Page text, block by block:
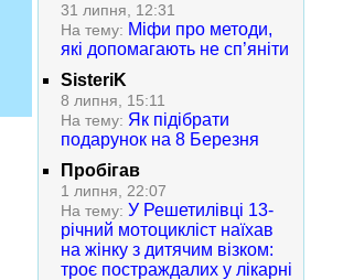
31 липня, 12:31
На тему: Міфи про методи,
які допомагають не сп’яніти
SisteriK
8 липня, 15:11
На тему: Як підібрати
подарунок на 8 Березня
Пробігав
1 липня, 22:07
На тему: У Решетилівці 13-
річний мотоцикліст наїхав
на жінку з дитячим візком:
троє постраждалих у лікарні